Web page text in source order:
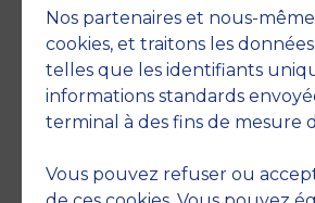
Engagements
Nos partenaires et nous-
cookies, et traitons les
telles que les identifiants
informations standards
terminal à des fins de mesure
Vous pouvez refuser ou